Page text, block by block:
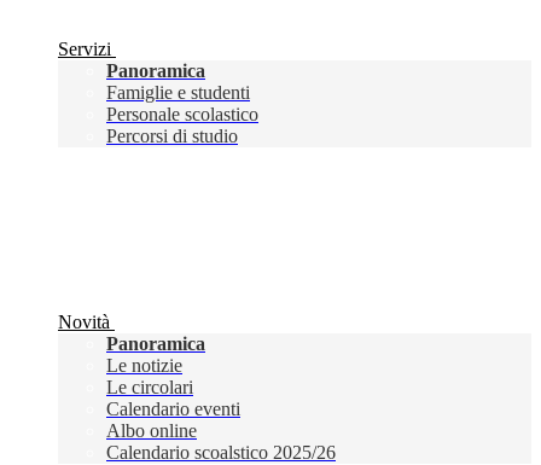
Servizi
Panoramica
Famiglie e studenti
Personale scolastico
Percorsi di studio
Novità
Panoramica
Le notizie
Le circolari
Calendario eventi
Albo online
Calendario scoalstico 2025/26